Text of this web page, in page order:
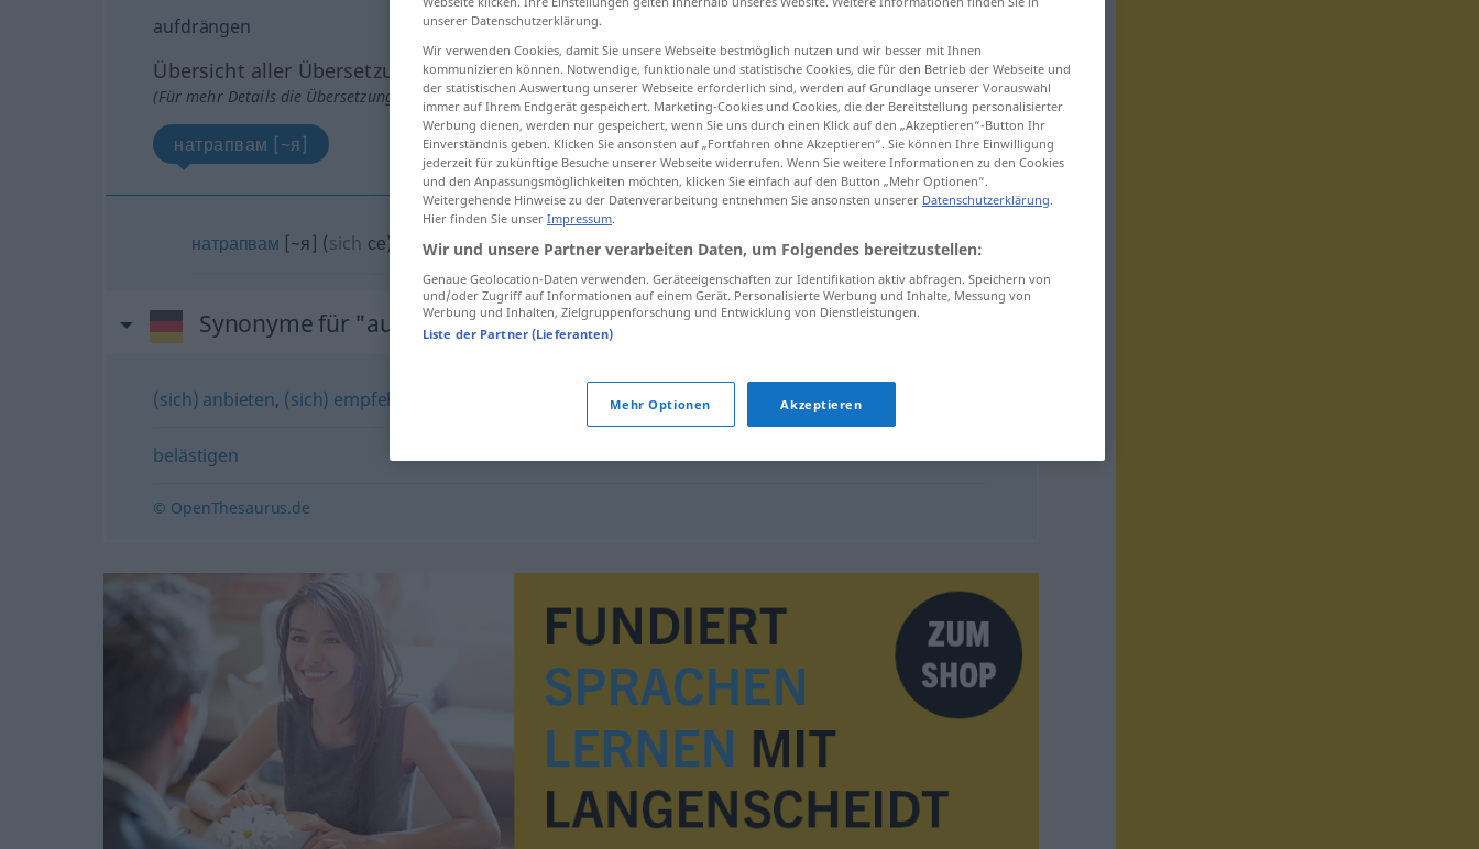
aufdrängen
Übersicht aller Übersetzungen
(Für mehr Details die Übersetzung anklicken/antippen)
натрапвам [~я]
натрапвам [~я] (sich се) aufdrängen
Synonyme für "aufdrängen"
(sich) anbieten, (sich) empfehlen
belästigen
© OpenThesaurus.de
unserer Datenschutzerklärung.
Wir verwenden Cookies, damit Sie unsere Webseite bestmöglich nutzen und wir besser mit Ihnen
kommunizieren können. Notwendige, funktionale und statistische Cookies, die für den Betrieb der Webseite und
der statistischen Auswertung unserer Webseite erforderlich sind, werden auf Grundlage unserer Vorauswahl
immer auf Ihrem Endgerät gespeichert. Marketing-Cookies und Cookies, die der Bereitstellung personalisierter
Werbung dienen, werden nur gespeichert, wenn Sie uns durch einen Klick auf den „Akzeptieren“-Button Ihr
Einverständnis geben. Klicken Sie ansonsten auf „Fortfahren ohne Akzeptieren“. Sie können Ihre Einwilligung
jederzeit für zukünftige Besuche unserer Webseite widerrufen. Wenn Sie weitere Informationen zu den Cookies
und den Anpassungsmöglichkeiten möchten, klicken Sie einfach auf den Button „Mehr Optionen“.
Weitergehende Hinweise zu der Datenverarbeitung entnehmen Sie ansonsten unserer Datenschutzerklärung.
Hier finden Sie unser Impressum.
Wir und unsere Partner verarbeiten Daten, um Folgendes bereitzustellen:
Genaue Geolocation-Daten verwenden. Geräteeigenschaften zur Identifikation aktiv abfragen. Speichern von
und/oder Zugriff auf Informationen auf einem Gerät. Personalisierte Werbung und Inhalte, Messung von
Werbung und Inhalten, Zielgruppenforschung und Entwicklung von Dienstleistungen.
Liste der Partner (Lieferanten)
Mehr Optionen Akzeptieren